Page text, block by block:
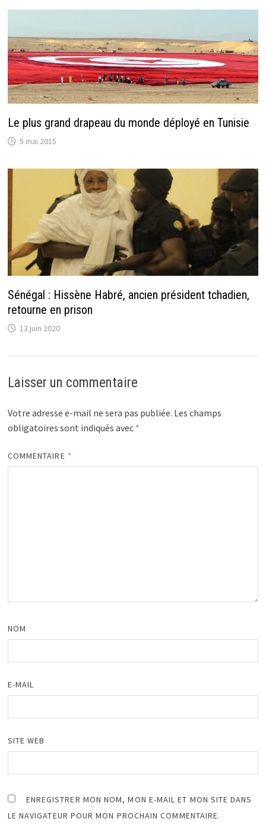
Le plus grand drapeau du monde déployé en Tunisie
5 mai 2015
Sénégal : Hissène Habré, ancien président tchadien,
retourne en prison
13 juin 2020
Laisser un commentaire
Votre adresse e-mail ne sera pas publiée. Les champs
obligatoires sont indiqués avec *
COMMENTAIRE *
NOM
E-MAIL
SITE WEB
ENREGISTRER MON NOM, MON E-MAIL ET MON SITE DANS
LE NAVIGATEUR POUR MON PROCHAIN COMMENTAIRE.